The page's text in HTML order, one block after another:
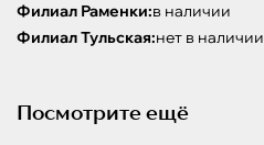
Филиал Раменки:в наличии
Филиал Тульская:нет в наличии
Посмотрите ещё